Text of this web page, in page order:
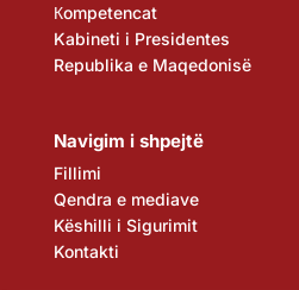
Кompetencat
Kabineti i Presidentes
Republika e Maqedonisë
Navigim i shpejtë
Fillimi
Qendra e mediave
Këshilli i Sigurimit
Kontakti